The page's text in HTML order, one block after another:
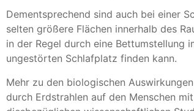
Dementsprechend sind auch bei einer
selten größere Flächen innerhalb des
in der Regel durch eine Bettumstellung
ungestörten Schlafplatz finden kann.
Mehr zu den biologischen
durch Erdstrahlen auf den Menschen